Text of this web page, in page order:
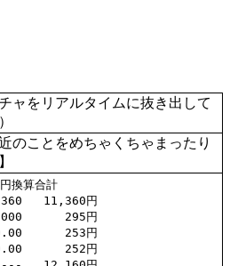
をリアルタイムに抜き出して
のことをめちゃくちゃまったり
換算合計
11,360円
295円
253円
252円